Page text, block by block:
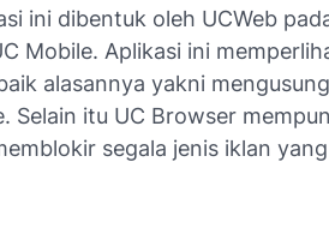
ini dibentuk oleh UCWeb
Mobile. Aplikasi ini
alasannya yakni mengusung
itu UC Browser
segala jenis iklan